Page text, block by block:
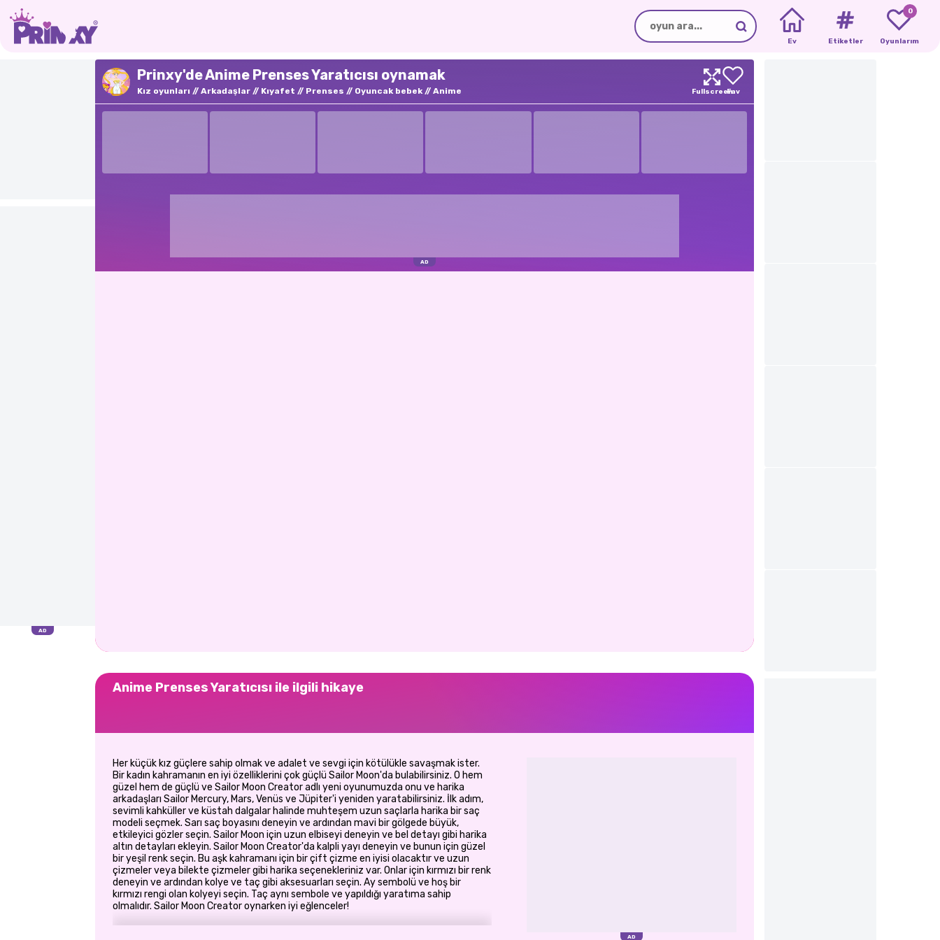
Ev Etiketler
0
Oyunlarım
Prinxy'de Anime Prenses Yaratıcısı oynamak
Kız oyunları Arkadaşlar Kıyafet Prenses Oyuncak bebek Anime
Anime Prenses Yaratıcısı ile ilgili hikaye
Her küçük kız güçlere sahip olmak ve adalet ve sevgi için kötülükle savaşmak ister.
Bir kadın kahramanın en iyi özelliklerini çok güçlü Sailor Moon'da bulabilirsiniz. O hem
güzel hem de güçlü ve Sailor Moon Creator adlı yeni oyunumuzda onu ve harika
arkadaşları Sailor Mercury, Mars, Venüs ve Jüpiter'i yeniden yaratabilirsiniz. İlk adım,
sevimli kahküller ve küstah dalgalar halinde muhteşem uzun saçlarla harika bir saç
modeli seçmek. Sarı saç boyasını deneyin ve ardından mavi bir gölgede büyük,
etkileyici gözler seçin. Sailor Moon için uzun elbiseyi deneyin ve bel detayı gibi harika
altın detayları ekleyin. Sailor Moon Creator'da kalpli yayı deneyin ve bunun için güzel
bir yeşil renk seçin. Bu aşk kahramanı için bir çift çizme en iyisi olacaktır ve uzun
çizmeler veya bilekte çizmeler gibi harika seçenekleriniz var. Onlar için kırmızı bir renk
deneyin ve ardından kolye ve taç gibi aksesuarları seçin. Ay sembolü ve hoş bir
kırmızı rengi olan kolyeyi seçin. Taç aynı sembole ve yapıldığı yaratıma sahip
olmalıdır. Sailor Moon Creator oynarken iyi eğlenceler!